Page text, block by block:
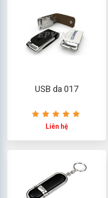
USB da 017
Liên hệ